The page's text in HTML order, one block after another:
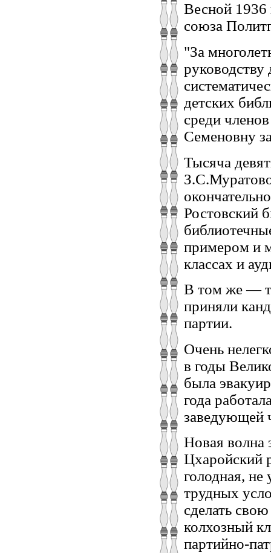
Весной 1936
союза
"За
руководству
детских
среди
Семеновну
Тысяча
Ростовский
примером и
классах и
В том же —
приняли
партии.
Очень
в годы
была
года
заведующей
Новая волна
Цхаройский
голодная,
трудных
сделать
колхозный
партийно-